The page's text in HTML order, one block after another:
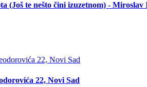
(Još te nešto čini izuzetnom) - Miroslav
22, Novi Sad